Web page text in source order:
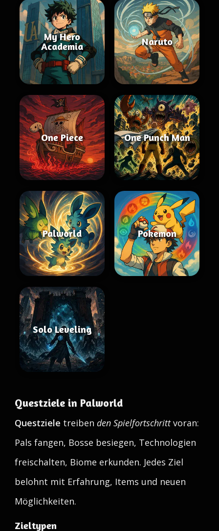
My Hero
Academia
Naruto
One Piece One Punch Man
Palworld Pokemon
Solo Leveling
Questziele in Palworld
Questziele treiben den Spielfortschrittvoran:
Pals fangen, Bosse besiegen, Technologien
freischalten, Biome erkunden. Jedes Ziel
belohnt mit Erfahrung, Items und neuen
Möglichkeiten.
Zieltypen